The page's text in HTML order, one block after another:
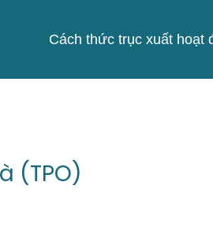
Cách thức trục xuất hoạt
(TPO)